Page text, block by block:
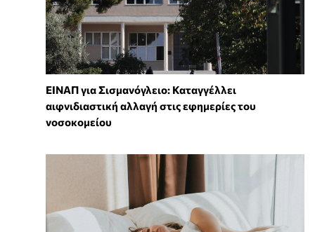
ΕΙΝΑΠ για Σισμανόγλειο: Καταγγέλλει
αιφνιδιαστική αλλαγή στις εφημερίες του
νοσοκομείου